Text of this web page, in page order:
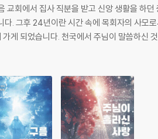
교회에서 집사 직분을 받고 신앙 생활을 하
다. 그후 24년이란 시간 속에 목회자의 사모
게 되었습니다. 천국에서 주님이 말씀하신